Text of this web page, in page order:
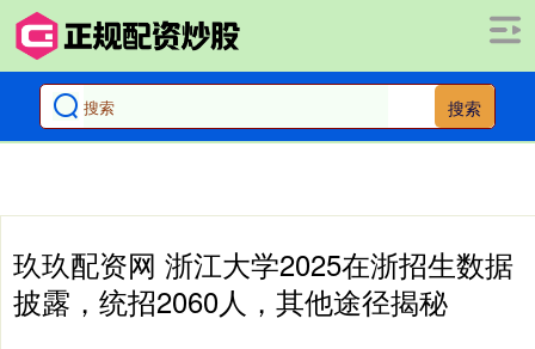
搜索
玖玖配资网 浙江大学2025在浙招生数据
披露，统招2060人，其他途径揭秘